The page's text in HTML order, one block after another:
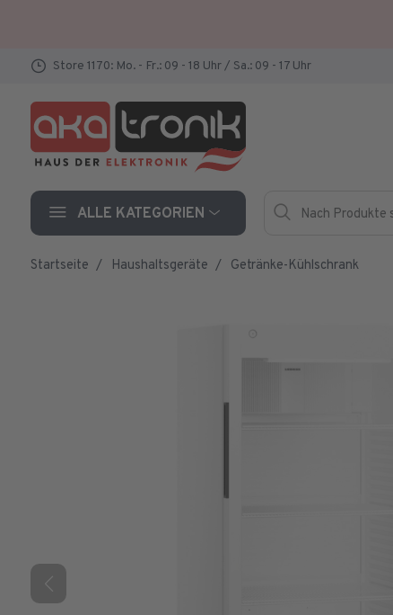
Store 1170: Mo. - Fr.: 09 - 18 Uhr / Sa.: 09 - 17 Uhr
ALLE KATEGORIEN
Nach Produkte
Hersteller
Startseite Haushaltsgeräte Getränke-Kühlschrank